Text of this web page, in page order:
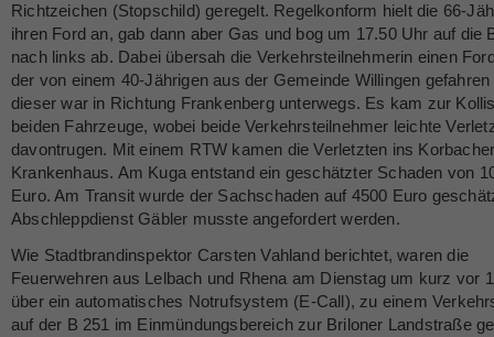
Richtzeichen (Stopschild) geregelt. Regelkonform hielt die 66-
ihren Ford an, gab dann aber Gas und bog um 17.50 Uhr auf die
nach links ab. Dabei übersah die Verkehrsteilnehmerin einen
der von einem 40-Jährigen aus der Gemeinde Willingen
dieser war in Richtung Frankenberg unterwegs. Es kam zur
beiden Fahrzeuge, wobei beide Verkehrsteilnehmer leichte
davontrugen. Mit einem RTW kamen die Verletzten ins
Krankenhaus. Am Kuga entstand ein geschätzter Schaden von
Euro. Am Transit wurde der Sachschaden auf 4500 Euro
Abschleppdienst Gäbler musste angefordert werden.
Wie Stadtbrandinspektor Carsten Vahland berichtet, waren die
Feuerwehren aus Lelbach und Rhena am Dienstag um kurz vor
über ein automatisches Notrufsystem (E-Call), zu einem
auf der B 251 im Einmündungsbereich zur Briloner Landstraße